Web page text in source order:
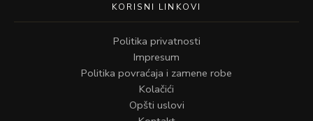
KORISNI LINKOVI
Politika privatnosti
Impresum
Politika povraćaja i zamene robe
Kolačići
Opšti uslovi